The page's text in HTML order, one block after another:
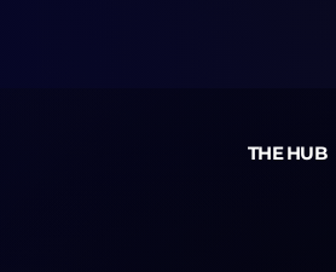
THE HUB